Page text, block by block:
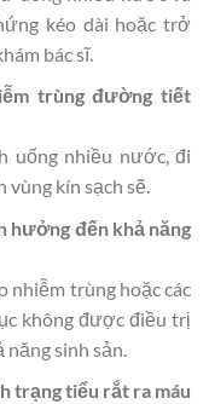
kéo dài hoặc trở
bác sĩ.
trùng đường tiết
uống nhiều nước, đi
vùng kín sạch sẽ.
hưởng đến khả năng
nhiễm trùng hoặc các
không được điều trị
sinh sản.
trạng tiểu rắt ra máu